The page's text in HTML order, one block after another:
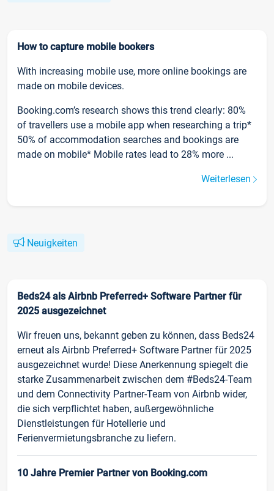
How to capture mobile bookers
With increasing mobile use, more online bookings are
made on mobile devices.
Booking.com’s research shows this trend clearly: 80%
of travellers use a mobile app when researching a trip*
50% of accommodation searches and bookings are
made on mobile* Mobile rates lead to 28% more ...
Weiterlesen
Neuigkeiten
Beds24 als Airbnb Preferred+ Software Partner für
2025 ausgezeichnet
Wir freuen uns, bekannt geben zu können, dass Beds24
erneut als Airbnb Preferred+ Software Partner für 2025
ausgezeichnet wurde! Diese Anerkennung spiegelt die
starke Zusammenarbeit zwischen dem #Beds24-Team
und dem Connectivity Partner-Team von Airbnb wider,
die sich verpflichtet haben, außergewöhnliche
Dienstleistungen für Hotellerie und
Ferienvermietungsbranche zu liefern.
10 Jahre Premier Partner von Booking.com